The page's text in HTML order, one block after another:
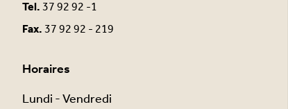
Tel.37 92 92 -1
Fax.37 92 92 - 219
Horaires
Lundi - Vendredi